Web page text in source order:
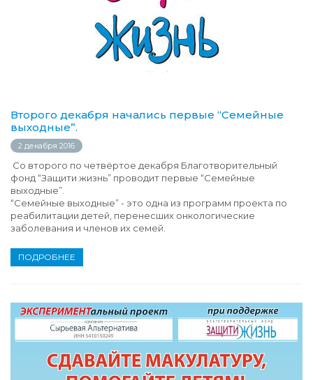
Второго декабря начались первые “Семейные
выходные”.
2 декабря 2016
Со второго по четвёртое декабря Благотворительный
фонд “Защити жизнь” проводит первые “Семейные
выходные”.
“Семейные выходные” - это одна из программ проекта по
реабилитации детей, перенесших онкологические
заболевания и членов их семей.
ПОДРОБНЕЕ